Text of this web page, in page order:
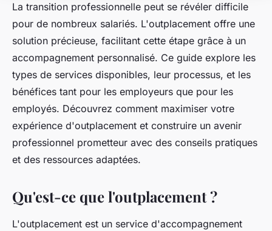
La transition professionnelle peut se révéler difficile
pour de nombreux salariés. L'outplacement offre une
solution précieuse, facilitant cette étape grâce à un
accompagnement personnalisé. Ce guide explore les
types de services disponibles, leur processus, et les
bénéfices tant pour les employeurs que pour les
employés. Découvrez comment maximiser votre
expérience d'outplacement et construire un avenir
professionnel prometteur avec des conseils pratiques
et des ressources adaptées.
Qu'est-ce que l'outplacement ?
L'outplacement est un service d'accompagnement